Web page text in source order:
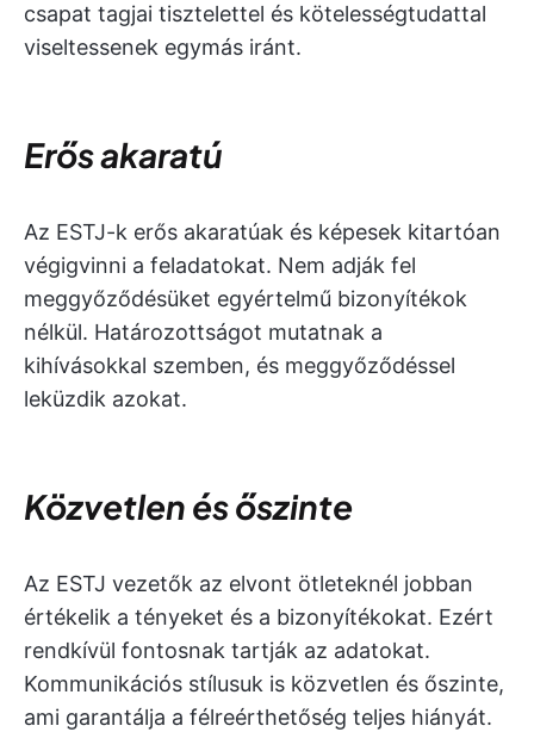
csapat tagjai tisztelettel és kötelességtudattal
viseltessenek egymás iránt.
Erős akaratú
Az ESTJ-k erős akaratúak és képesek kitartóan
végigvinni a feladatokat. Nem adják fel
meggyőződésüket egyértelmű bizonyítékok
nélkül. Határozottságot mutatnak a
kihívásokkal szemben, és meggyőződéssel
leküzdik azokat.
Közvetlen és őszinte
Az ESTJ vezetők az elvont ötleteknél jobban
értékelik a tényeket és a bizonyítékokat. Ezért
rendkívül fontosnak tartják az adatokat.
Kommunikációs stílusuk is közvetlen és őszinte,
ami garantálja a félreérthetőség teljes hiányát.